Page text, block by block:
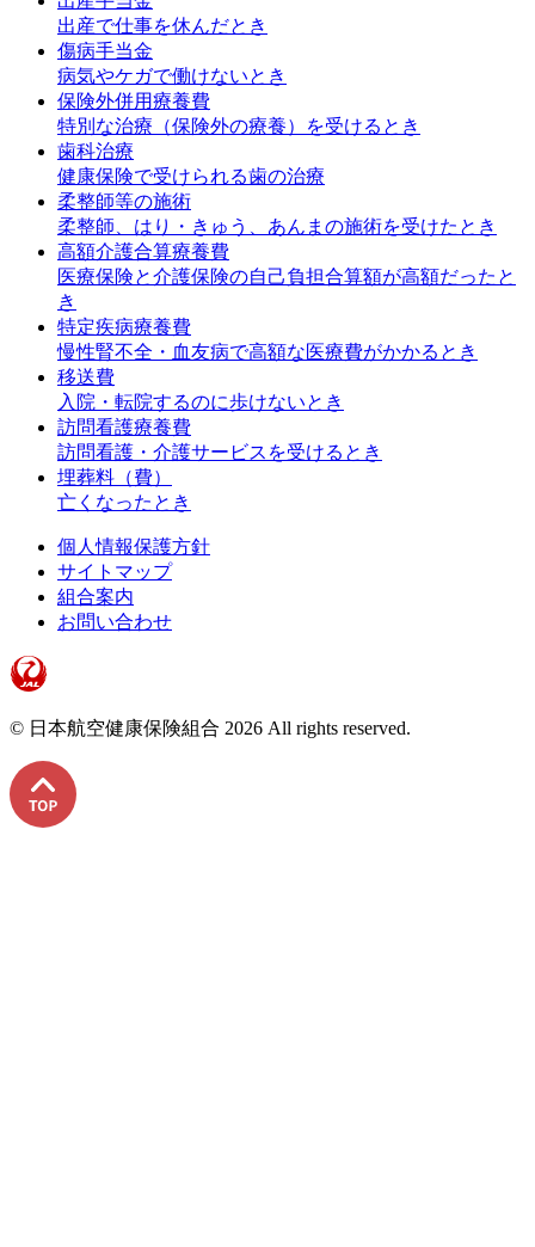
出産で仕事を休んだとき
傷病手当金
病気やケガで働けないとき
保険外併用療養費
特別な治療（保険外の療養）を受けるとき
歯科治療
健康保険で受けられる歯の治療
柔整師等の施術
柔整師、はり・きゅう、あんまの施術を受けたとき
高額介護合算療養費
医療保険と介護保険の自己負担合算額が高額だったと
き
特定疾病療養費
慢性腎不全・血友病で高額な医療費がかかるとき
移送費
入院・転院するのに歩けないとき
訪問看護療養費
訪問看護・介護サービスを受けるとき
埋葬料（費）
亡くなったとき
個人情報保護方針
サイトマップ
組合案内
お問い合わせ
© 日本航空健康保険組合 2026 All rights reserved.